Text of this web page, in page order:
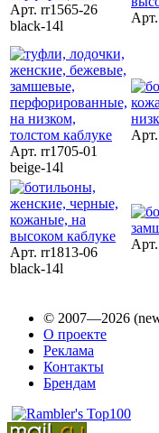
Арт. rr1565-26
black-14l
Арт. rr1705-01
beige-14l
Арт. rr1813-06
black-14l
© 2007—2026
О проекте
Реклама
Контакты
Брендам